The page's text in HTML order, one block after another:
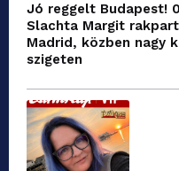
Jó reggelt Budapest!
Slachta Margit
Madrid, közben nagy
szigeten